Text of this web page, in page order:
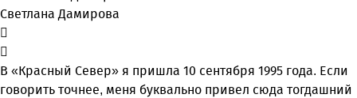
Светлана Дамирова
В «Красный Север» я пришла 10 сентября 1995 года. Если
говорить точнее, меня буквально привел сюда тогдашний